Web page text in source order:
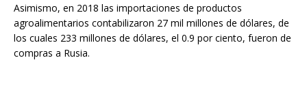
Asimismo, en 2018 las importaciones de productos
agroalimentarios contabilizaron 27 mil millones de dólares, de
los cuales 233 millones de dólares, el 0.9 por ciento, fueron de
compras a Rusia.